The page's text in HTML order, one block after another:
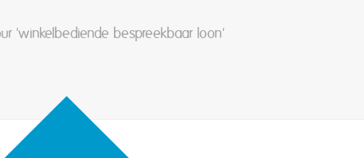
'winkelbediende bespreekbaar loon'